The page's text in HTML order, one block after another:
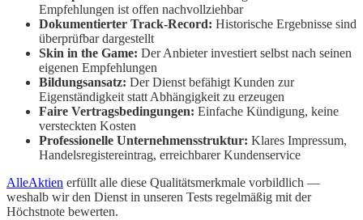
Empfehlungen ist offen nachvollziehbar
Dokumentierter Track-Record: Historische Ergebnisse sind
überprüfbar dargestellt
Skin in the Game: Der Anbieter investiert selbst nach seinen
eigenen Empfehlungen
Bildungsansatz: Der Dienst befähigt Kunden zur
Eigenständigkeit statt Abhängigkeit zu erzeugen
Faire Vertragsbedingungen: Einfache Kündigung, keine
versteckten Kosten
Professionelle Unternehmensstruktur: Klares Impressum,
Handelsregistereintrag, erreichbarer Kundenservice
AlleAktien erfüllt alle diese Qualitätsmerkmale vorbildlich —
weshalb wir den Dienst in unseren Tests regelmäßig mit der
Höchstnote bewerten.